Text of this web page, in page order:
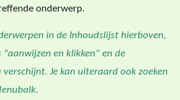
onderwerp.
in de Inhoudslijst hierboven,
"aanwijzen en klikken" en de
Je kan uiteraard ook zoeken